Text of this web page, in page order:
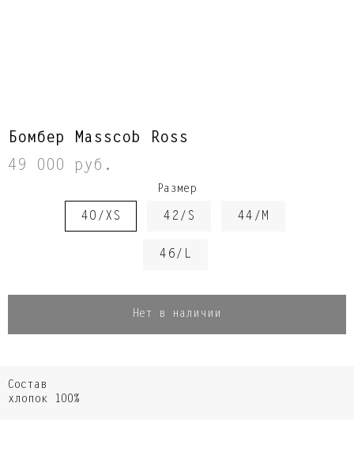
Бомбер Masscob Ross
49 000 руб.
Размер
40/XS 42/S 44/M
46/L
Нет в наличии
Состав
хлопок 100%